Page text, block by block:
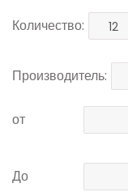
Количество:
Производитель:
от
До